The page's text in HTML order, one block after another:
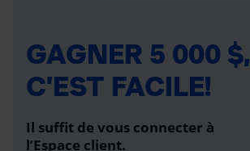
GAGNER 5 000 $,
C’EST FACILE!
Il suffit de vous connecter à
l’Espace client.